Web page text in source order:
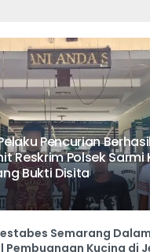
Pencurian
Reskrim Polsek Sarmi
Bukti Disita
Semarang
Pembuangan Kucing di